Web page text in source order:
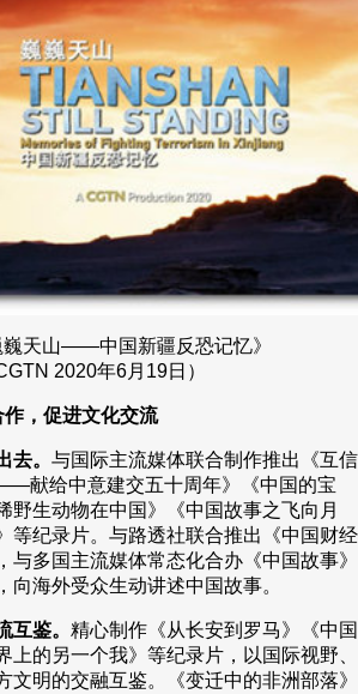
巍天山——中国新疆反恐记忆》
2020年6月19日）
作，促进文化交流
去。 与国际主流媒体联合制作推出《互信
献给中意建交五十周年》《中国的宝
生动物在中国》《中国故事之飞向月
等纪录片。与路透社联合推出《中国财经
与多国主流媒体常态化合办《中国故事》
向海外受众生动讲述中国故事。
互鉴。 精心制作《从长安到罗马》《中国
的另一个我》等纪录片，以国际视野、
文明的交融互鉴。《变迁中的非洲部落》